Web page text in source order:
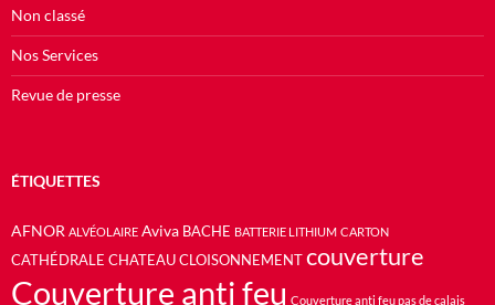
Non classé
Nos Services
Revue de presse
ÉTIQUETTES
AFNOR ALVÉOLAIRE Aviva BACHE BATTERIE LITHIUM CARTON
CATHÉDRALE CHATEAU CLOISONNEMENT couverture
Couverture anti feu Couverture anti feu pas de calais